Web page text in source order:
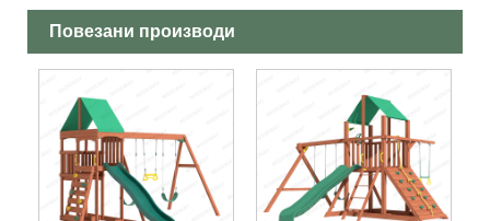
Повезани производи